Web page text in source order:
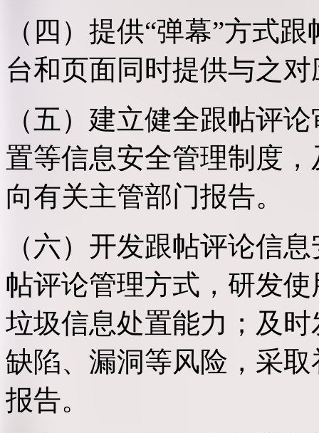
（四）提供“弹幕”方式
台和页面同时提供与之
（五）建立健全跟帖评
置等信息安全管理制度
向有关主管部门报告。
（六）开发跟帖评论信
帖评论管理方式，研发
垃圾信息处置能力；及
缺陷、漏洞等风险，采
报告。